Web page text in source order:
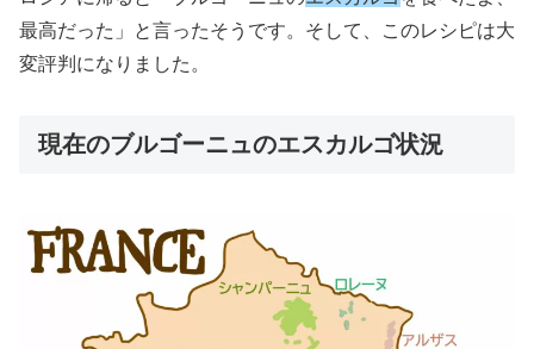
最高だった」と言ったそうです。そして、このレシピは大
変評判になりました。
現在のブルゴーニュのエスカルゴ状況